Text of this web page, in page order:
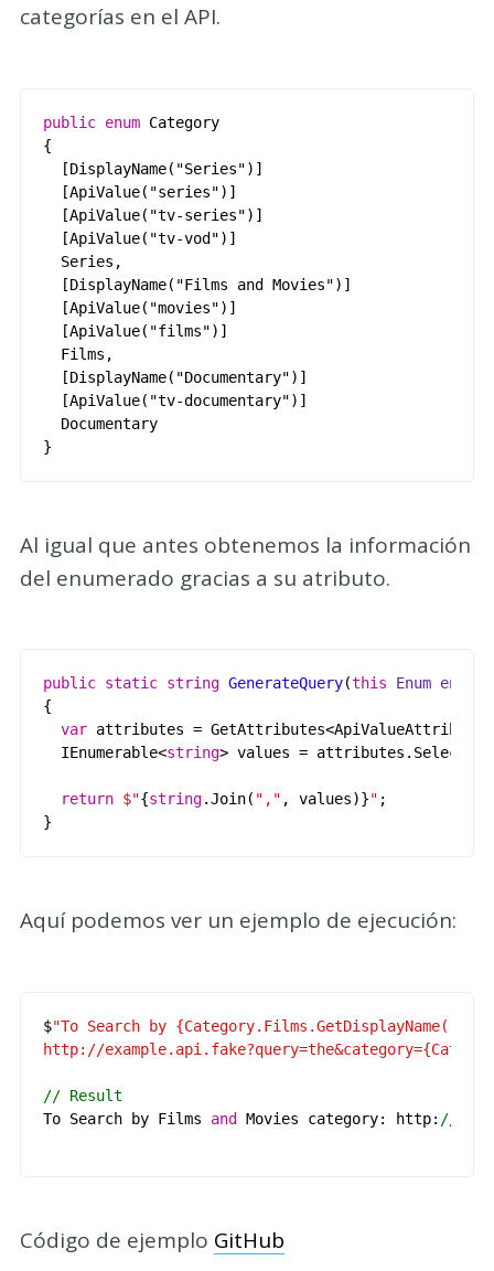
categorías en el API.
public enum Category
{
[DisplayName( "Series") ]
[ApiValue( "series") ]
[ApiValue( "tv-series") ]
[ApiValue( "tv-vod") ]
Series ,
[DisplayName( "Films and Movies") ]
[ApiValue( "movies") ]
[ApiValue( "films") ]
Films ,
[DisplayName( "Documentary") ]
[ApiValue( "tv-documentary") ]
Documentary
}
Al igual que antes obtenemos la información
del enumerado gracias a su atributo.
public static string GenerateQuery(this Enum
{
var attributes = GetAttributes<ApiValueAttribute
IEnumerable<string> values = attributes . Select
return $"{string.Join( "," , values)}" ;
}
Aquí podemos ver un ejemplo de ejecución:
$"To Search by {Category. Films .GetDisplayName()}
http: //
// Result
To Search by Films and Movies category: http: //
Código de ejemplo GitHub